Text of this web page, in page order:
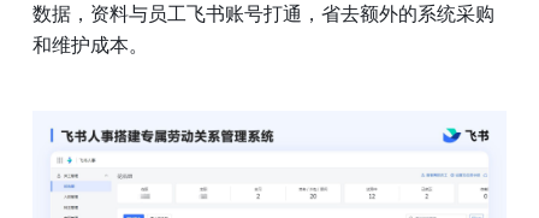
数据，资料与员工飞书账号打通，省去额外的系统采购
和维护成本。